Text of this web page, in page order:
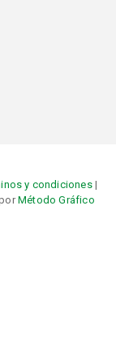
y condiciones|
Método Gráfico